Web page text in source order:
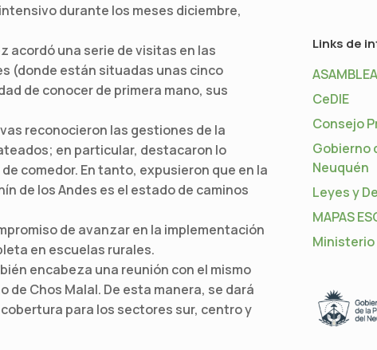
durante los meses diciembre,
acordó una serie de visitas en las
(donde están situadas unas cinco
de conocer de primera mano, sus
reconocieron las gestiones de la
en particular, destacaron lo
comedor. En tanto, expusieron que en la
de los Andes es el estado de caminos
de avanzar en la implementación
en escuelas rurales.
encabeza una reunión con el mismo
de Chos Malal. De esta manera, se dará
para los sectores sur, centro y
Links de
CeDIE
Consejo
Gobierno
Neuquén
Leyes y
MAPAS
Ministerio